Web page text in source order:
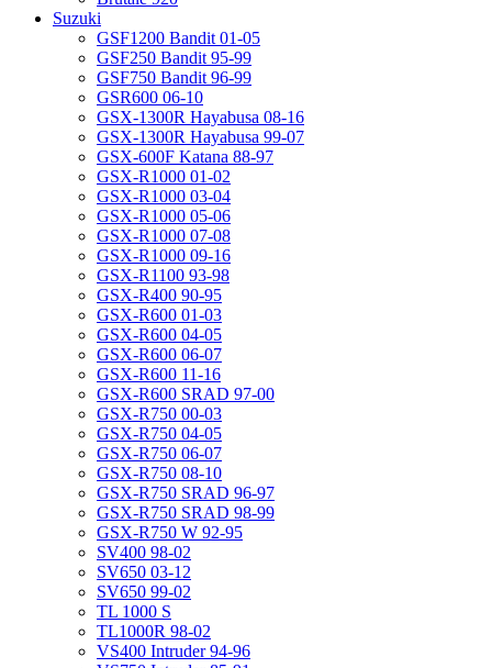
Suzuki
GSF1200 Bandit 01-05
GSF250 Bandit 95-99
GSF750 Bandit 96-99
GSR600 06-10
GSX-1300R Hayabusa 08-16
GSX-1300R Hayabusa 99-07
GSX-600F Katana 88-97
GSX-R1000 01-02
GSX-R1000 03-04
GSX-R1000 05-06
GSX-R1000 07-08
GSX-R1000 09-16
GSX-R1100 93-98
GSX-R400 90-95
GSX-R600 01-03
GSX-R600 04-05
GSX-R600 06-07
GSX-R600 11-16
GSX-R600 SRAD 97-00
GSX-R750 00-03
GSX-R750 04-05
GSX-R750 06-07
GSX-R750 08-10
GSX-R750 SRAD 96-97
GSX-R750 SRAD 98-99
GSX-R750 W 92-95
SV400 98-02
SV650 03-12
SV650 99-02
TL 1000 S
TL1000R 98-02
VS400 Intruder 94-96